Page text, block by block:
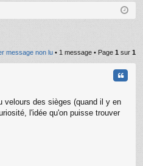
cri
message non lu • 1 message • Page 1 sur 1
velours des sièges (quand il y en
l'idée qu'on puisse trouver